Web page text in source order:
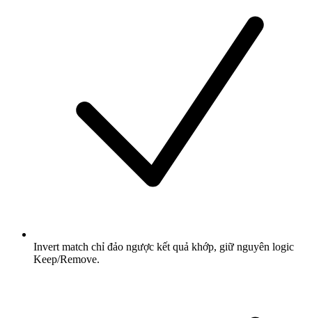
Invert match chỉ đảo ngược kết quả khớp, giữ nguyên logic
Keep/Remove.